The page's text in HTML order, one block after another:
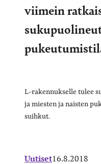
viimein
L-rakennukselle tulee
ja miesten ja naisten
suihkut.
Uutiset16.8.2018